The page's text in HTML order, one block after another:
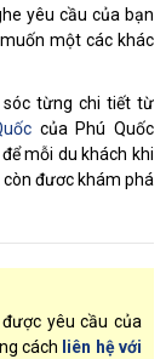
yêu cầu của bạn
một các khác
sóc từng chi tiết từ
của Phú Quốc
mỗi du khách khi
đươc khám phá
yêu cầu của
cách liên hệ với